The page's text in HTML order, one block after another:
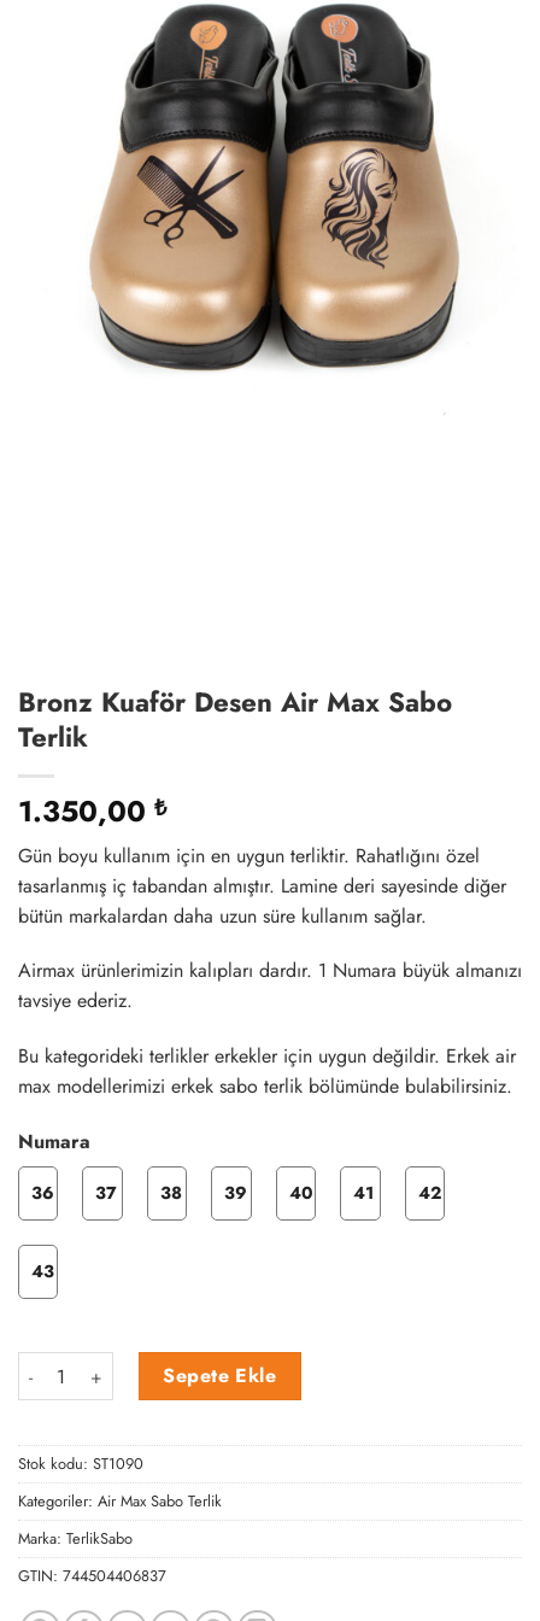
Bronz Kuaför Desen Air Max Sabo
Terlik
1.350,00 ₺
Gün boyu kullanım için en uygun terliktir. Rahatlığını özel
tasarlanmış iç tabandan almıştır. Lamine deri sayesinde diğer
bütün markalardan daha uzun süre kullanım sağlar.
Airmax ürünlerimizin kalıpları dardır. 1 Numara büyük almanızı
tavsiye ederiz.
Bu kategorideki terlikler erkekler için uygun değildir. Erkek air
max modellerimizi erkek sabo terlik bölümünde bulabilirsiniz.
Numara
36 37 38 39 40 41 42
43
Bronz Kuaför Desen Air Max Sabo Terlik adet
Sepete Ekle
Stok kodu: ST1090
Kategoriler: Air Max Sabo Terlik
Marka: TerlikSabo
GTIN: 744504406837